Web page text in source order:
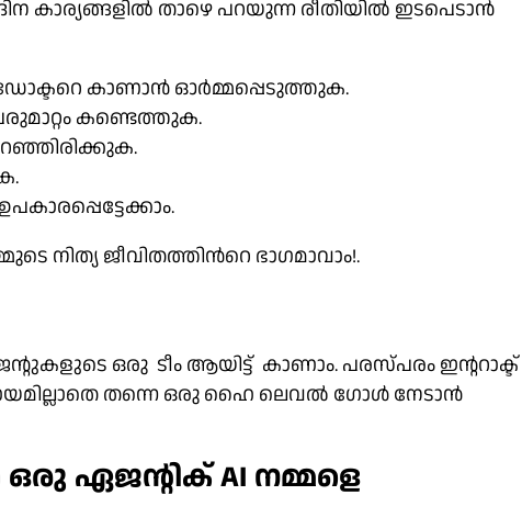
കാര്യങ്ങളിൽ താഴെ പറയുന്ന രീതിയിൽ ഇടപെടാൻ
ഡോക്ടറെ കാണാൻ ഓർമ്മപ്പെടുത്തുക.
കണ്ടെത്തുക.
നിത്യ ജീവിതത്തിൻറെ ഭാഗമാവാം!.
ഒരു ടീം ആയിട്ട് കാണാം. പരസ്പരം ഇന്ററാക്ട്
തന്നെ ഒരു ഹൈ ലെവൽ ഗോൾ നേടാൻ
ഏജന്റിക് AI നമ്മളെ